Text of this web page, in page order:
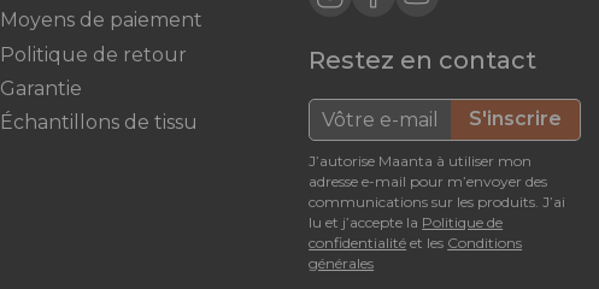
Moyens de paiement
Politique de retour
Garantie
Échantillons de tissu
Restez en contact
S'inscrire
J’autorise Maanta à utiliser mon
adresse e-mail pour m’envoyer des
communications sur les produits. J’ai
lu et j’accepte la Politique de
confidentialité et les Conditions
générales